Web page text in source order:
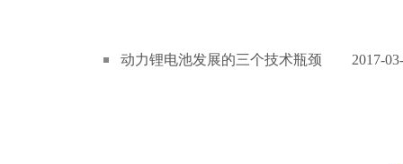
动力锂电池发展的三个技术瓶颈 2017-